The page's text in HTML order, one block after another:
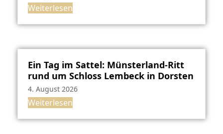
Weiterlesen
Ein Tag im Sattel: Münsterland-Ritt
rund um Schloss Lembeck in Dorsten
4. August 2026
Weiterlesen